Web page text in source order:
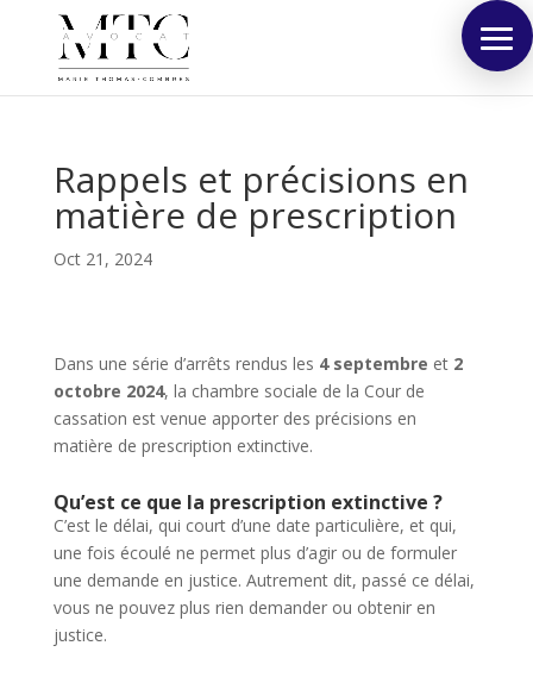
Rappels et précisions en
matière de prescription
Oct 21, 2024
Dans une série d’arrêts rendus les 4 septembre et 2
octobre 2024, la chambre sociale de la Cour de
cassation est venue apporter des précisions en
matière de prescription extinctive.
Qu’est ce que la prescription extinctive ?
C’est le délai, qui court d’une date particulière, et qui,
une fois écoulé ne permet plus d’agir ou de formuler
une demande en justice. Autrement dit, passé ce délai,
vous ne pouvez plus rien demander ou obtenir en
justice.